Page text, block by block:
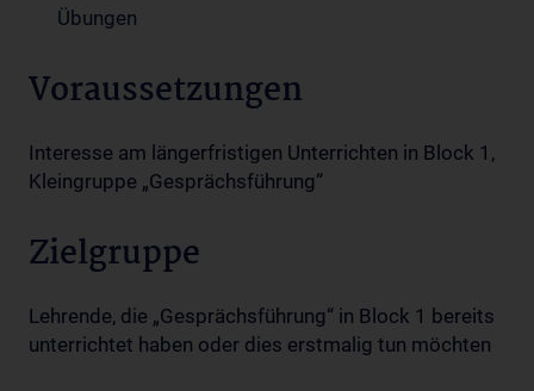
Übungen
Voraussetzungen
Interesse am längerfristigen Unterrichten in Block 1,
Kleingruppe „Gesprächsführung“
Zielgruppe
Lehrende, die „Gesprächsführung“ in Block 1 bereits
unterrichtet haben oder dies erstmalig tun möchten